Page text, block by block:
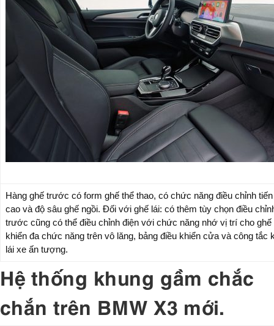
Hàng ghế trước có form ghế thể thao, có chức năng điều chỉnh
cao và độ sâu ghế ngồi. Đối với ghế lái: có thêm tùy chọn điều
trước cũng có thể điều chỉnh điện với chức năng nhớ vị trí cho
khiển đa chức năng trên vô lăng, bảng điều khiển cửa và công tắc
lái xe ấn tượng.
Hệ thống khung gầm chắc
chắn trên BMW X3 mới.